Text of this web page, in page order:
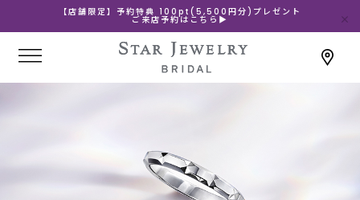
【店舗限定】予約特典 100pt(5,500円分)プレゼント
ご来店予約はこちら▶